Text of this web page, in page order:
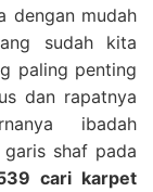
dengan mudah
sudah kita
paling penting
dan rapatnya
ibadah
garis shaf pada
cari karpet